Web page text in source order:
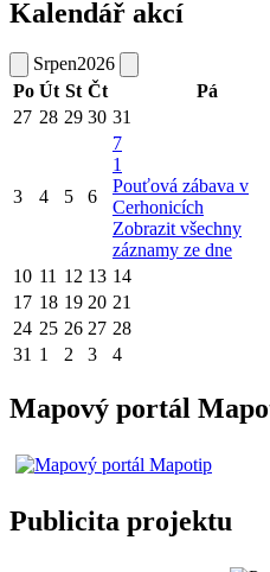
Kalendář akcí
Srpen2026
Po Út St Čt Pá
27 28 29 30 31
3 4 5 6
7
1
Pouťová zábava v
Cerhonicích
Zobrazit všechny
záznamy ze dne
10 11 12 13 14
17 18 19 20 21
24 25 26 27 28
31 1 2 3 4
Mapový portál
Publicita projektu